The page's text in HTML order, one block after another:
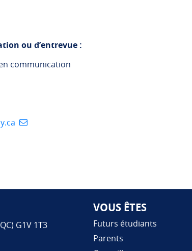
ou d’entrevue :
communication
G1V 1T3
VOUS ÊTES
Futurs étudiants
Parents